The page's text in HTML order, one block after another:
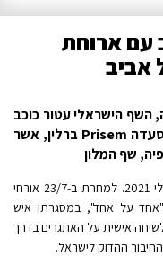
עם ארוחת
אביב
השף הישראלי עטור כוכב
מישלן, על המטבח הלבנטיני החדש במסעדה Prisem ברלין, אשר
שף המלון
מחרת ב-23/7 אורחי
מלון דן תל אביב יוזמנו למפגש chef's talk "אחד על אחד", במסגרתו איש
אישית על האתגרים בדרך
ההדוק לישראל.